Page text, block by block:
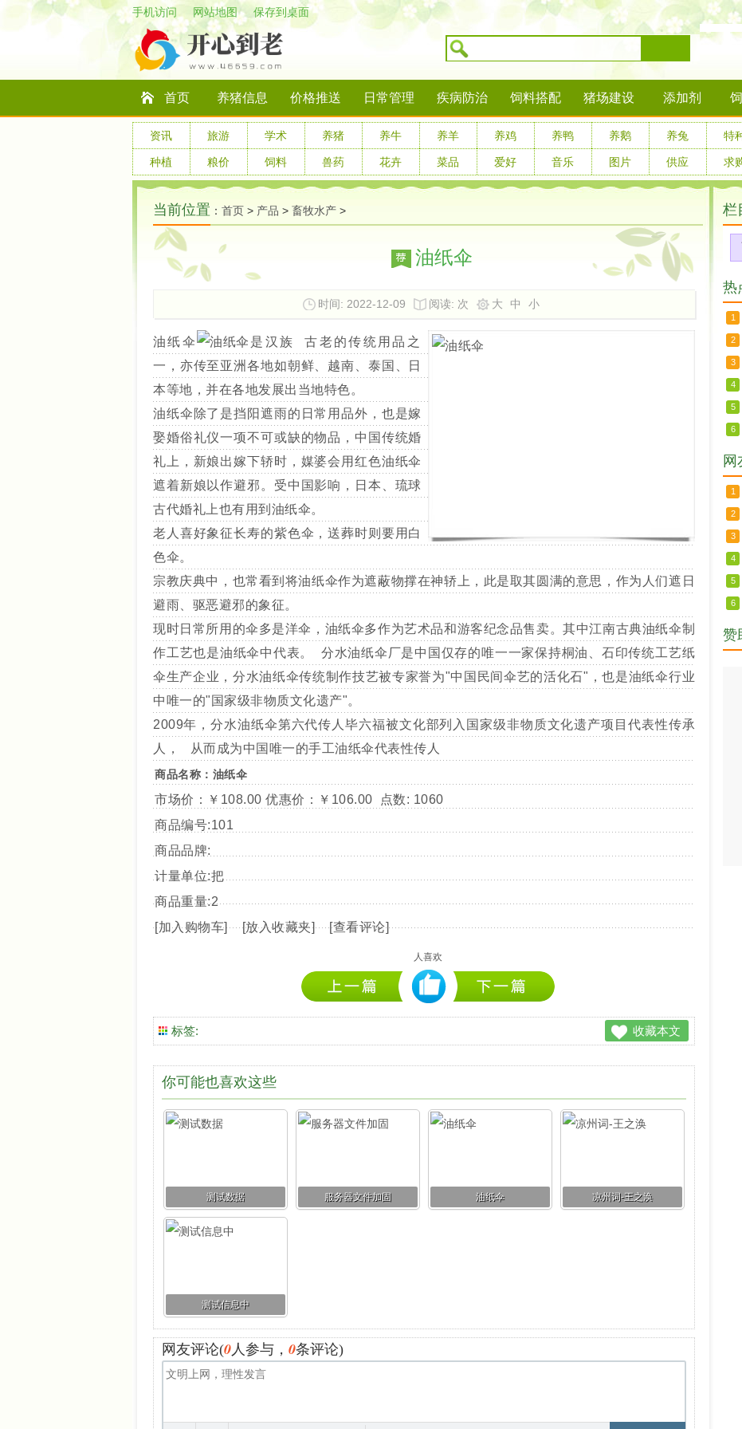
手机访问 网站地图 保存到桌面
首页 养猪信息 价格推送 日常管理 疾病防治 饲料搭配 猪场建设 添加剂
资讯 旅游 学术 养猪 养牛 养羊 养鸡 养鸭 养鹅 养兔 特
种植 粮价 饲料 兽药 花卉 菜品 爱好 音乐 图片 供应 求
当前位置 ： 首页 > 产品 > 畜牧水产 >
油纸伞
时间: 2022-12-09 阅读: 次 大 中 小
油纸伞
是汉族 古老的传统用品之
一，亦传至亚洲各地如朝鲜、越南、泰国、日
本等地，并在各地发展出当地特色。
油纸伞除了是挡阳遮雨的日常用品外，也是嫁
娶婚俗礼仪一项不可或缺的物品，中国传统婚
礼上，新娘出嫁下轿时，媒婆会用红色油纸伞
遮着新娘以作避邪。受中国影响，日本、琉球
古代婚礼上也有用到油纸伞。
老人喜好象征长寿的紫色伞，送葬时则要用白
色伞。
宗教庆典中，也常看到将油纸伞作为遮蔽物撑在神轿上，此是取其圆满的意思，作为人们遮日
避雨、驱恶避邪的象征。
现时日常所用的伞多是洋伞，油纸伞多作为艺术品和游客纪念品售卖。其中江南古典油纸伞制
作工艺也是油纸伞中代表。 分水油纸伞厂是中国仅存的唯一一家保持桐油、石印传统工艺纸
伞生产企业，分水油纸伞传统制作技艺被专家誉为"中国民间伞艺的活化石"，也是油纸伞行业
中唯一的"国家级非物质文化遗产"。
2009年，分水油纸伞第六代传人毕六福被文化部列入国家级非物质文化遗产项目代表性传承
人， 从而成为中国唯一的手工油纸伞代表性传人
商品名称：油纸伞
市场价： ￥108.00 优惠价： ￥106.00 点数: 1060
商品编号:101
商品品牌:
计量单位:把
商品重量:2
[加入购物车] [放入收藏夹] [查看评论]
人喜欢
标签: 收藏本文
你可能也喜欢这些
测试数据 服务器文件加固 油纸伞 凉州词-王之涣
测试信息中
网友评论(0人参与， 0条评论)
栏
热
1
2
3
4
5
6
网
1
2
3
4
5
6
赞